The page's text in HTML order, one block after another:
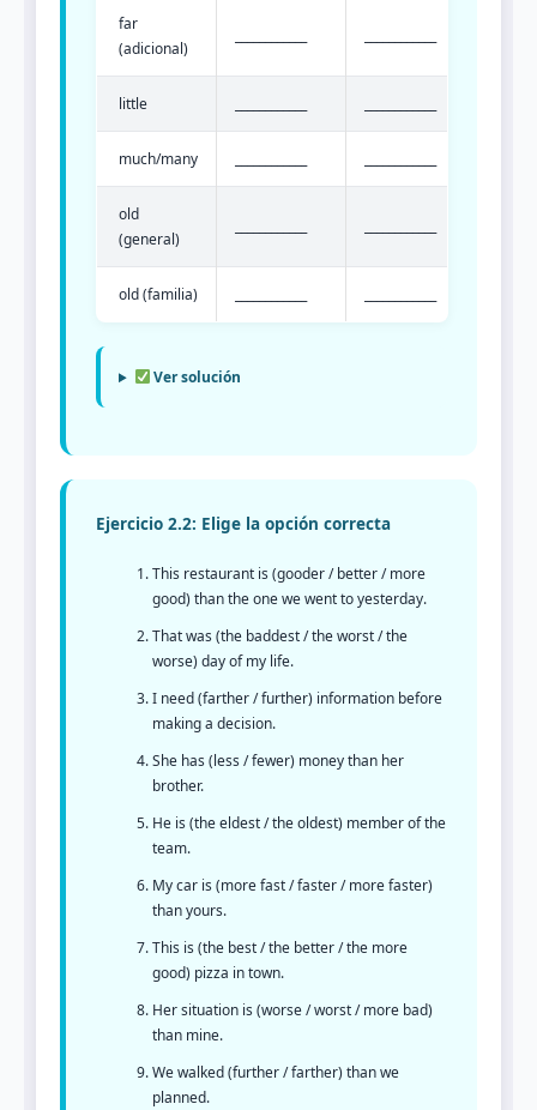
far
(adicional)
little
much/many
old
(general)
old (familia)
Ver solución
Ejercicio 2.2: Elige la opción correcta
This restaurant is (gooder / better / more
good) than the one we went to yesterday.
That was (the baddest / the worst / the
worse) day of my life.
I need (farther / further) information before
making a decision.
She has (less / fewer) money than her
brother.
He is (the eldest / the oldest) member of the
team.
My car is (more fast / faster / more faster)
than yours.
This is (the best / the better / the more
good) pizza in town.
Her situation is (worse / worst / more bad)
than mine.
We walked (further / farther) than we
planned.